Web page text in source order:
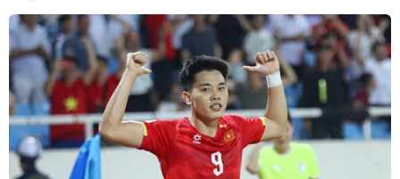
Theo dõi VietnamPlus